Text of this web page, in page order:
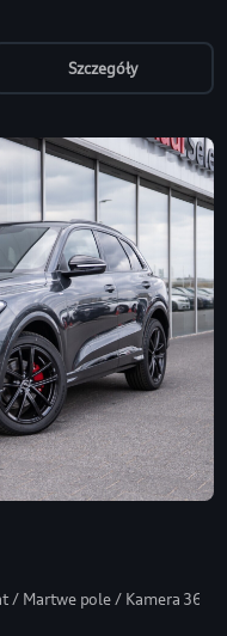
Szczegóły
/ Martwe pole / Kamera 360